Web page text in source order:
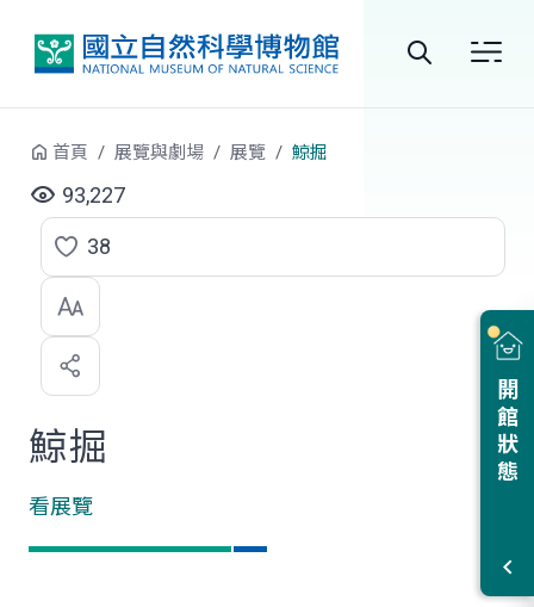
尋
開館狀態
首頁 展覽與劇場 展覽 鯨掘
93,227
點
選
喜
歡
38
鯨掘
看展覽